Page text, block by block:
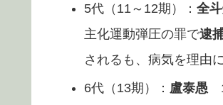
5代（11～12期）： 全
主化運動弾圧の罪で逮
されるも、病気を理由
6代（13期）： 盧泰愚